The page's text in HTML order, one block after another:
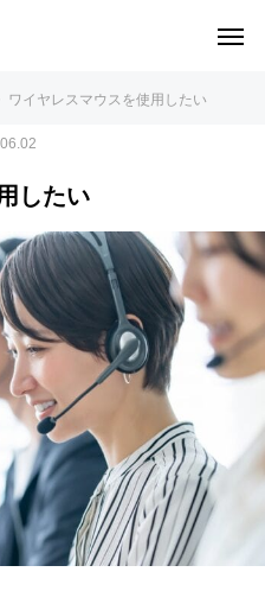
ワイヤレスマウスを使用したい
したい